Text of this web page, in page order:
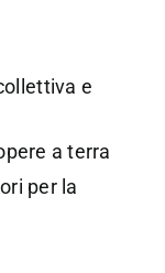
e
a terra
per la